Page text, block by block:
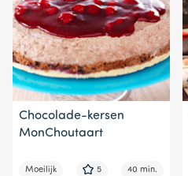
Chocolade-kersen
MonChoutaart
Moeilijk 5 40 min.